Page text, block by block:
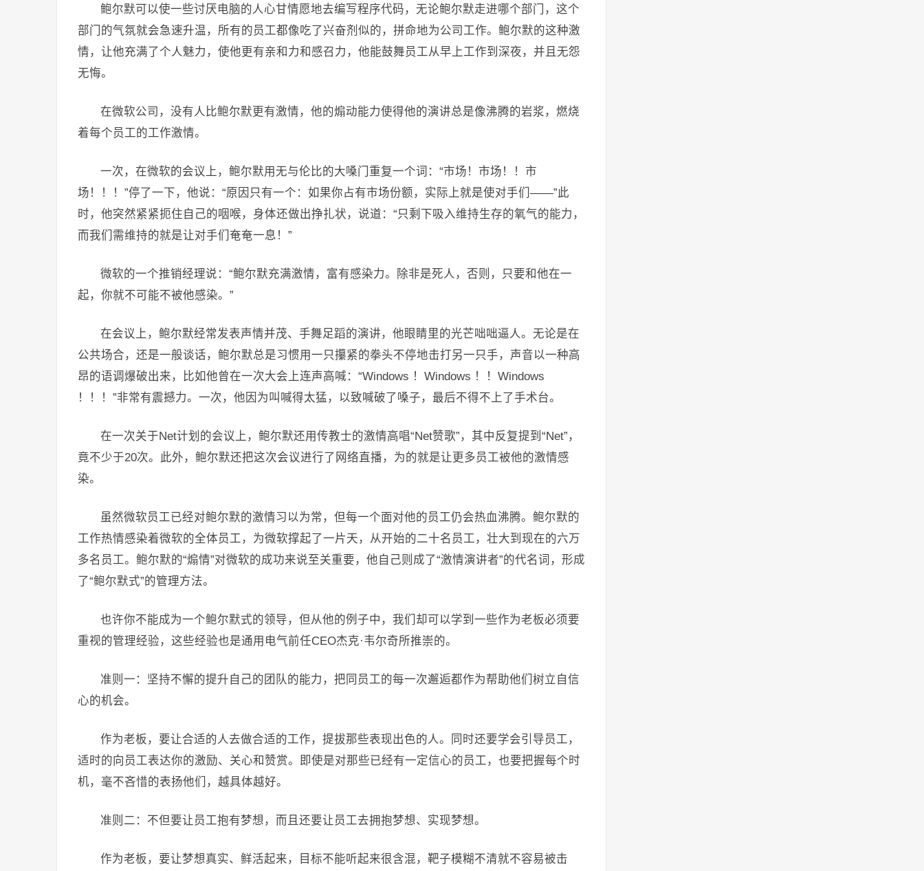
鲍尔默可以使一些讨厌电脑的人心甘情愿地去编写程序代码，无论鲍尔默走进哪个部门，这个
部门的气氛就会急速升温，所有的员工都像吃了兴奋剂似的，拼命地为公司工作。鲍尔默的这种激
情，让他充满了个人魅力，使他更有亲和力和感召力，他能鼓舞员工从早上工作到深夜，并且无怨
无悔。
在微软公司，没有人比鲍尔默更有激情，他的煽动能力使得他的演讲总是像沸腾的岩浆，燃烧
着每个员工的工作激情。
一次，在微软的会议上，鲍尔默用无与伦比的大嗓门重复一个词：“市场！市场！！市
场！！！”停了一下，他说：“原因只有一个：如果你占有市场份额，实际上就是使对手们——”此
时，他突然紧紧扼住自己的咽喉，身体还做出挣扎状，说道：“只剩下吸入维持生存的氧气的能力，
而我们需维持的就是让对手们奄奄一息！”
微软的一个推销经理说：“鲍尔默充满激情，富有感染力。除非是死人，否则，只要和他在一
起，你就不可能不被他感染。”
在会议上，鲍尔默经常发表声情并茂、手舞足蹈的演讲，他眼睛里的光芒咄咄逼人。无论是在
公共场合，还是一般谈话，鲍尔默总是习惯用一只攥紧的拳头不停地击打另一只手，声音以一种高
昂的语调爆破出来，比如他曾在一次大会上连声高喊：“Windows ！Windows ！！Windows
！！！”非常有震撼力。一次，他因为叫喊得太猛，以致喊破了嗓子，最后不得不上了手术台。
在一次关于Net计划的会议上，鲍尔默还用传教士的激情高唱“Net赞歌”，其中反复提到“Net”，
竟不少于20次。此外，鲍尔默还把这次会议进行了网络直播，为的就是让更多员工被他的激情感
染。
虽然微软员工已经对鲍尔默的激情习以为常，但每一个面对他的员工仍会热血沸腾。鲍尔默的
工作热情感染着微软的全体员工，为微软撑起了一片天，从开始的二十名员工，壮大到现在的六万
多名员工。鲍尔默的“煽情”对微软的成功来说至关重要，他自己则成了“激情演讲者”的代名词，形成
了“鲍尔默式”的管理方法。
也许你不能成为一个鲍尔默式的领导，但从他的例子中，我们却可以学到一些作为老板必须要
重视的管理经验，这些经验也是通用电气前任CEO杰克·韦尔奇所推崇的。
准则一：坚持不懈的提升自己的团队的能力，把同员工的每一次邂逅都作为帮助他们树立自信
心的机会。
作为老板，要让合适的人去做合适的工作，提拔那些表现出色的人。同时还要学会引导员工，
适时的向员工表达你的激励、关心和赞赏。即使是对那些已经有一定信心的员工，也要把握每个时
机，毫不吝惜的表扬他们，越具体越好。
准则二：不但要让员工抱有梦想，而且还要让员工去拥抱梦想、实现梦想。
作为老板，要让梦想真实、鲜活起来，目标不能听起来很含混，靶子模糊不清就不容易被击